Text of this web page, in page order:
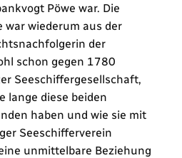
Pöwe war. Die
wiederum aus der
der
schon gegen 1780
Seeschiffergesellschaft,
lange diese beiden
haben und wie sie mit
Seeschifferverein
unmittelbare Beziehung